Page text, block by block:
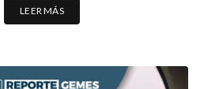
LEER MÁS